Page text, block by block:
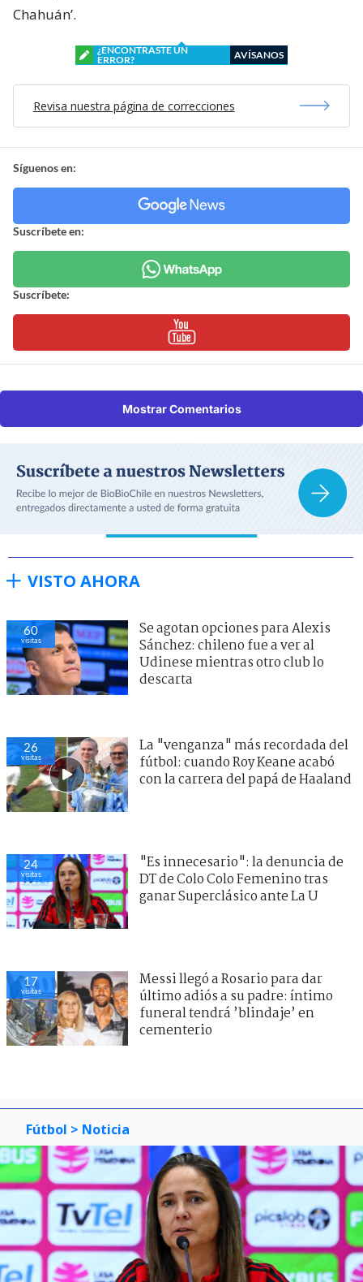
Chahuán’.
¿ENCONTRASTE UN
ERROR?
AVÍSANOS
Revisa nuestra página de correcciones
Síguenos en:
Suscríbete en:
Suscríbete:
Mostrar Comentarios
VISTO AHORA
60
visitas
Se agotan opciones para Alexis
Sánchez: chileno fue a ver al
Udinese mientras otro club lo
descarta
26
visitas
La "venganza" más recordada del
fútbol: cuando Roy Keane acabó
con la carrera del papá de Haaland
24
visitas
"Es innecesario": la denuncia de
DT de Colo Colo Femenino tras
ganar Superclásico ante La U
17
visitas
Messi llegó a Rosario para dar
último adiós a su padre: íntimo
funeral tendrá ’blindaje’ en
cementerio
Fútbol > Noticia